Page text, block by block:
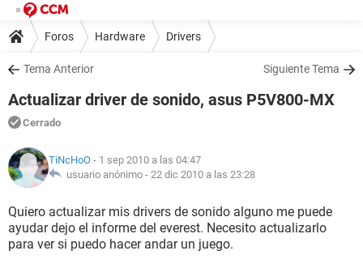
Foros Hardware Drivers
Tema Anterior Siguiente Tema
Actualizar driver de sonido, asus P5V800-MX
Cerrado
TiNcHoO - 1 sep 2010 a las 04:47
usuario anónimo - 22 dic 2010 a las 23:28
Quiero actualizar mis drivers de sonido alguno me puede
ayudar dejo el informe del everest. Necesito actualizarlo
para ver si puedo hacer andar un juego.